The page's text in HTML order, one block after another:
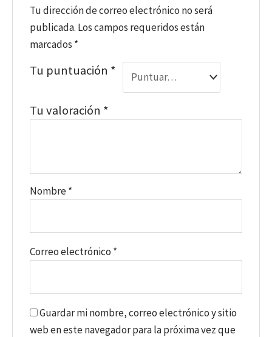
Tu dirección de correo electrónico no será
publicada. Los campos requeridos están
marcados *
Tu puntuación *
Tu valoración *
Nombre*
Correo electrónico *
Guardar mi nombre, correo electrónico y sitio
web en este navegador para la próxima vez que